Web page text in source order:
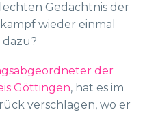
Gedächtnis der
wieder einmal
dazu?
der
Göttingen, hat es im
verschlagen, wo er